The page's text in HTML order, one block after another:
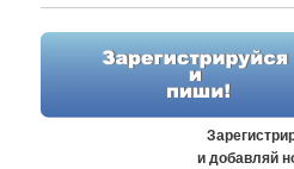
и добавляй